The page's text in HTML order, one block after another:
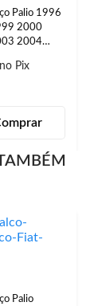
Palio 1996
2000
2004
A 2015
Palio